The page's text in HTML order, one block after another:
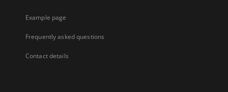
Example page
Frequently asked questions
Contact details